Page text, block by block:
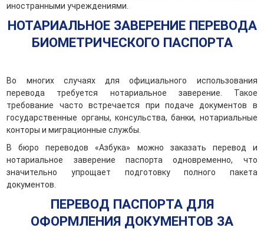
иностранными учреждениями.
НОТАРИАЛЬНОЕ ЗАВЕРЕНИЕ ПЕРЕВОДА
БИОМЕТРИЧЕСКОГО ПАСПОРТА
Во многих случаях для официального использования
перевода требуется нотариальное заверение. Такое
требование часто встречается при подаче документов в
государственные органы, консульства, банки, нотариальные
конторы и миграционные службы.
В бюро переводов «Азбука» можно заказать перевод и
нотариальное заверение паспорта одновременно, что
значительно упрощает подготовку полного пакета
документов.
ПЕРЕВОД ПАСПОРТА ДЛЯ
ОФОРМЛЕНИЯ ДОКУМЕНТОВ ЗА